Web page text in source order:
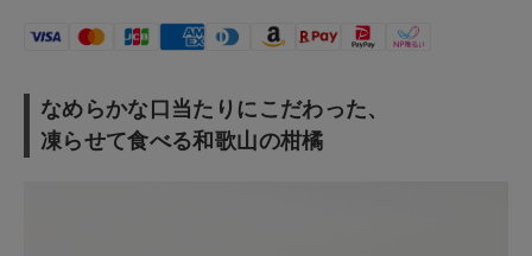
ショップリスト
なめらかな口当たりにこだわった、
凍らせて食べる和歌山の柑橘